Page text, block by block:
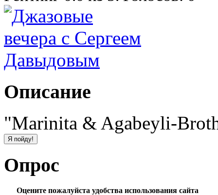
Описание
"Marinita & Agabeyli-
Опрос
Оцените пожалуйста удобства использования сайта